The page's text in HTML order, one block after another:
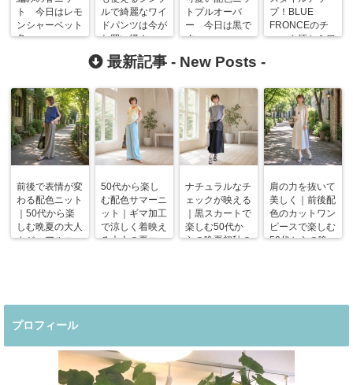
ト 今日はレモ
ンシャーベット
色
ルで綺麗なワイ
ドパンツは今が
お買い得！
トプルオーバ
ー 今日は黒で
す
プ！BLUE
FRONCEのチ
ェック柄セミワ
最新記事 - New Posts -
前後で表情が変
わる配色ニット
｜50代から楽
しむ晩夏の大人
カジュアルコー
50代から楽し
む配色サマーニ
ット｜ギマ加工
で涼しく着映え
る大人の夏コー
ナチュラルなチ
ェックが映える
｜黒スカートで
楽しむ50代か
らの晩夏初秋の
肩の力を抜いて
美しく｜前後配
色のカットワン
ピースで楽しむ
50代からの晩
プロフィール